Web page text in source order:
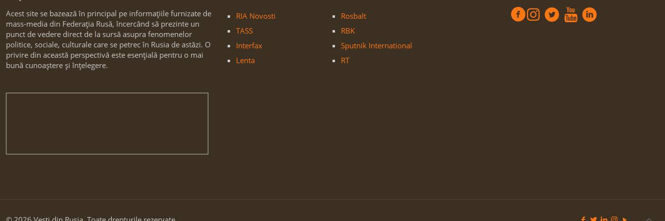
Acest site se bazează în principal pe informațiile furnizate de
mass-media din Federația Rusă, încercând să prezinte un
punct de vedere direct de la sursă asupra fenomenelor
politice, sociale, culturale care se petrec în Rusia de astăzi. O
privire din această perspectivă este esențială pentru o mai
bună cunoaștere și înțelegere.
RIA Novosti
TASS
Interfax
Lenta
Rosbalt
RBK
Sputnik International
RT